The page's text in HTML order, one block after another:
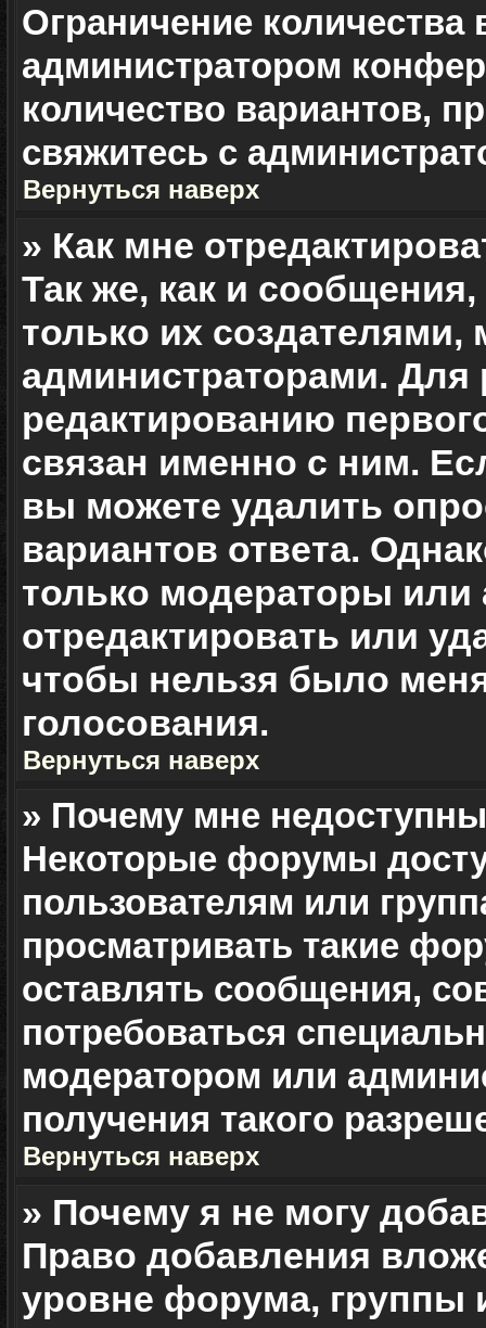
Ограничение количества
администратором
количество вариантов,
свяжитесь с
Вернуться наверх
» Как мне
Так же, как и
только их
администраторами. Для
редактированию
связан именно с ним.
вы можете удалить
вариантов ответа.
только модераторы
отредактировать или
чтобы нельзя было
голосования.
Вернуться наверх
» Почему мне
Некоторые форумы
пользователям или
просматривать такие
оставлять сообщения,
потребоваться
модератором или
получения такого
Вернуться наверх
» Почему я не могу
Право добавления
уровне форума, группы